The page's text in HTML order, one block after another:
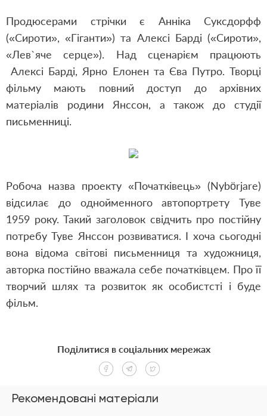
Продюсерами стрічки є Анніка Суксдорфф
(«Сироти», «Гіганти») та Алексі Барді («Сироти»,
«Лев`яче серце»). Над сценарієм працюють
Алексі Барді, Ярно Елонен та Єва Путро. Творці
фільму мають повний доступ до архівних
матеріалів родини Янссон, а також до студії
письменниці.
Робоча назва проекту «Початківець» (Nybörjare)
відсилає до однойменного автопортрету Туве
1959 року. Такий заголовок свідчить про постійну
потребу Туве Янссон розвиватися. І хоча сьогодні
вона відома світові письменниця та художниця,
авторка постійно вважала себе початківцем. Про її
творчий шлях та розвиток як особистсті і буде
фільм.
Рекомендовані матеріали
Поділитися в соціальних мережах